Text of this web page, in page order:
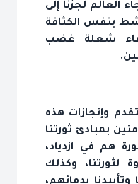
لجرّنا إلى
بنفس الكثافة
شعلة غضب
وإنجازات هذه
بمبادئ ثورتنا
هم في ازدياد،
لثورتنا، وكذلك